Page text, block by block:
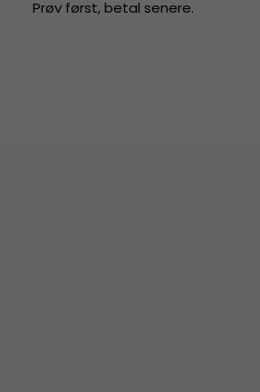
Prøv først, betal senere.